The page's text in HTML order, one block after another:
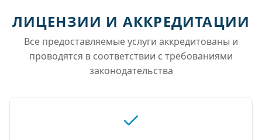
ЛИЦЕНЗИИ И АККРЕДИТАЦИИ
Все предоставляемые услуги аккредитованы и
проводятся в соответствии с требованиями
законодательства